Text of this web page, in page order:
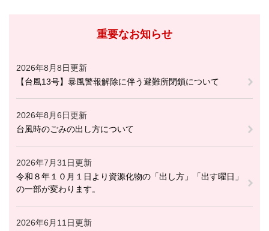
重要なお知らせ
2026年8月8日更新
【台風13号】暴風警報解除に伴う避難所閉鎖について
2026年8月6日更新
台風時のごみの出し方について
2026年7月31日更新
令和８年１０月１日より資源化物の「出し方」「出す曜日」
の一部が変わります。
2026年6月11日更新